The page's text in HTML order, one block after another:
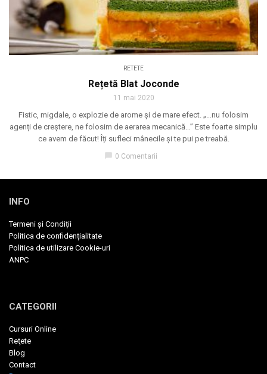
RETETE
Rețetă Blat Joconde
11 mai 2020
Fistic, migdale, o explozie de arome și de mare efect. „…nu folosim
agenți de creștere, ne folosim de aerarea mecanică…” Este foarte simplu
ce avem de făcut! Îți sufleci mânecile și te pui pe treabă.
chat_bubble 0 Comentarii
INFO
Termeni și Condiții
Politica de confidențialitate
Politica de utilizare Cookie-uri
ANPC
CATEGORII
Cursuri Online
Reţete
Blog
Contact